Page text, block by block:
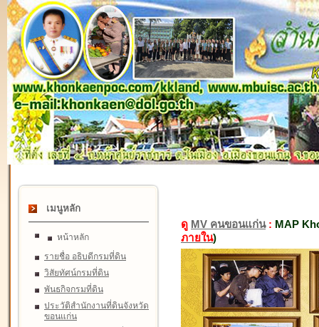
เมนูหลัก
หน้าหลัก
รายชื่อ อธิบดีกรมที่ดิน
วิสัยทัศน์กรมที่ดิน
พันธกิจกรมที่ดิน
ประวัติสำนักงานที่ดินจังหวัด
ขอนแก่น
ดู MV คนขอนแก่น: MAP
ภายใน)